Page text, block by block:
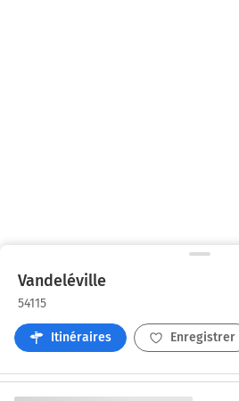
Vandeléville
54115
Itinéraires Enregistrer